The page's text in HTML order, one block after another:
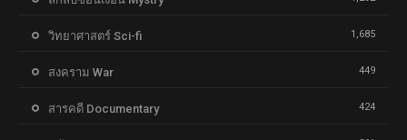
วิทยาศาสตร์ Sci-fi 1,685
สงคราม War 449
สารคดี Documentary 424